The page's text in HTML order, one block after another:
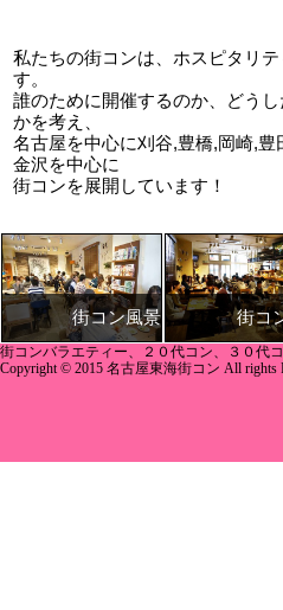
私たちの街コンは、ホスピタリ
す。
誰のために開催するのか、どう
かを考え、
名古屋を中心に刈谷,豊橋,岡崎,豊
金沢 を中心に
街コンを展開しています！
街コン風景 街コ
街コンバラエティー、２０代コン、３０代
Copyright © 2015 名古屋東海街コン All rights